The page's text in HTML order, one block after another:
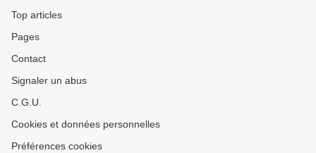
Top articles
Pages
Contact
Signaler un abus
C.G.U.
Cookies et données personnelles
Préférences cookies